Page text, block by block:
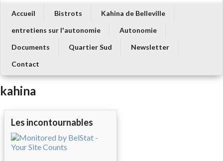
Accueil Bistrots
Kahina de Belleville
entretiens sur l'autonomie
Autonomie
Documents
Quartier Sud
Newsletter
Contact
kahina
Les incontournables